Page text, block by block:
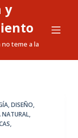
y
no teme a la
,DISEÑO,
NATURAL,
,